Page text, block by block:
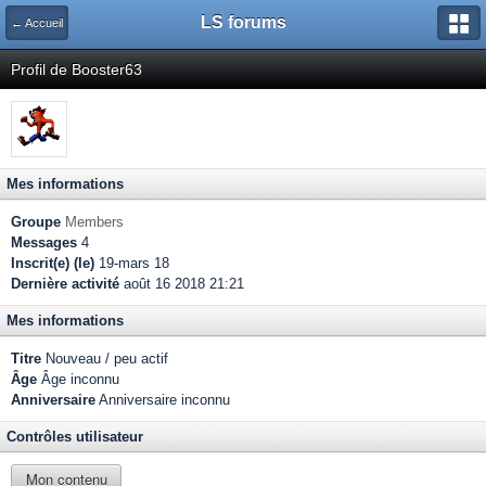
← Accueil LS forums
Profil de Booster63
Mes informations
Groupe Members
Messages 4
Inscrit(e) (le) 19-mars 18
Dernière activité août 16 2018 21:21
Mes informations
Titre Nouveau / peu actif
Âge Âge inconnu
Anniversaire Anniversaire inconnu
Contrôles utilisateur
Mon contenu